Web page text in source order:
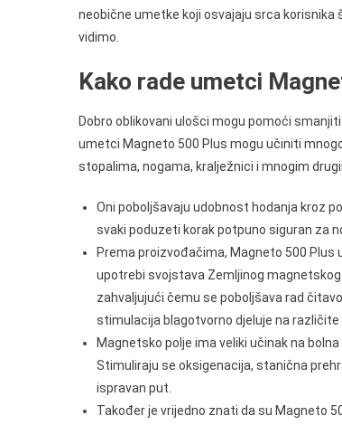
neobične umetke koji osvajaju srca korisnika
vidimo.
Kako rade umetci
Dobro oblikovani ulošci mogu pomoći
umetci Magneto 500 Plus mogu učiniti
stopalima, nogama, kralježnici i mnogim
Oni poboljšavaju udobnost hodanja kroz
svaki poduzeti korak potpuno siguran za
Prema proizvođačima, Magneto 500
upotrebi svojstava Zemljinog
zahvaljujući čemu se poboljšava rad
stimulacija blagotvorno djeluje na različite
Magnetsko polje ima veliki učinak na
Stimuliraju se oksigenacija, stanična
ispravan put.
Također je vrijedno znati da su Magneto